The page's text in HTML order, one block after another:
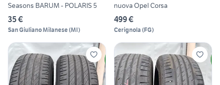
Seasons BARUM - POLARIS 5
35 €
San Giuliano Milanese(MI)
nuova Opel Corsa
499 €
Cerignola (FG)